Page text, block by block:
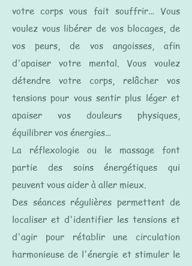
votre corps vous fait souffrir… Vous
voulez vous libérer de vos blocages, de
vos peurs, de vos angoisses, afin
d'apaiser votre mental. Vous voulez
détendre votre corps, relâcher vos
tensions pour vous sentir plus léger et
apaiser vos douleurs physiques,
équilibrer vos énergies…
La réflexologie ou le massage font
partie des soins énergétiques qui
peuvent vous aider à aller mieux.
Des séances régulières permettent de
localiser et d'identifier les tensions et
d'agir pour rétablir une circulation
harmonieuse de l'énergie et stimuler le